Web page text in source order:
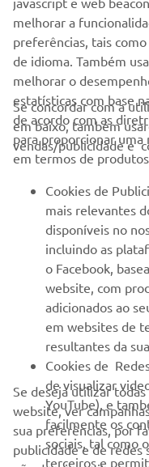
EMPRESA
MAIS YAMAHA
SERVIÇO E
NEWSLETTER
Seja o primeiro a saber
melhorar a
preferências, tais
de idioma. Também
melhorar o
estatísticas com base
de acordo com as
para proporcionar
em termos de produtos
Se concordar com a
em baixo, também
vendas/publicidade e
Cookies de
mais relevantes
disponíveis no
incluindo as
o Facebook,
website, com
adicionados ao
em websites de
resultantes da
Cookies de
de visualizar
YouTube), e
facilmente os
sociais, tal como
terceiros e
Se deseja utilizar
website, ver
sua preferências, por
publicidade e de redes